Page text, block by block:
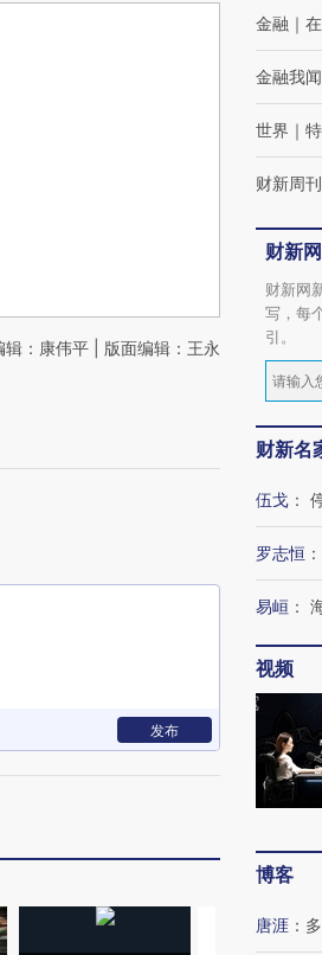
辑：康伟平 | 版面编辑：王永
发布
金融 ｜
金融我闻
世界 ｜
财新周刊
财新
财新网
写，每
引。
财新名
伍戈 ：
罗志恒 ：
易峘 ：
视频
博客
唐涯 ：